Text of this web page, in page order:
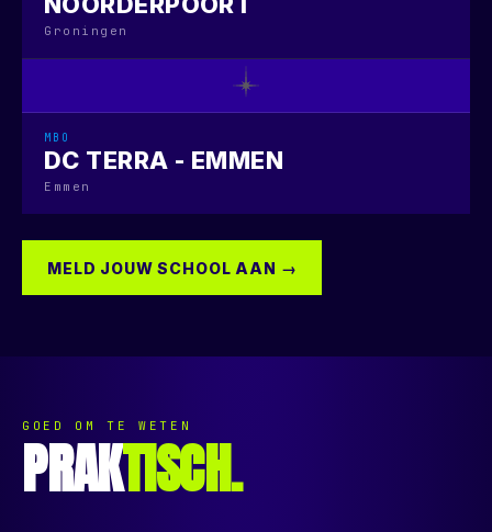
Groningen
MBO
DC TERRA - EMMEN
Emmen
MELD JOUW SCHOOL AAN →
GOED OM TE WETEN
PRAKTISCH.